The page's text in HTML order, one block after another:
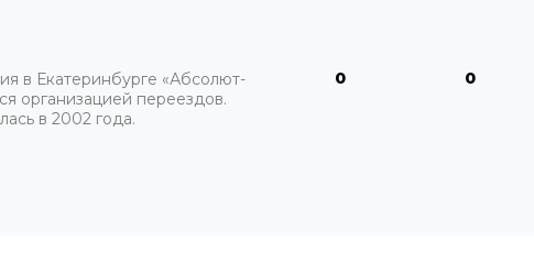
в Екатеринбурге «Абсолют-
организацией переездов.
в 2002 года.
0 0